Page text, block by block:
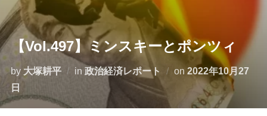
ッ
プ
【Vol.497】ミンスキーとポンツィ
by 大塚耕平 in 政治経済レポート on 投
稿
日:
2022年10月27
日